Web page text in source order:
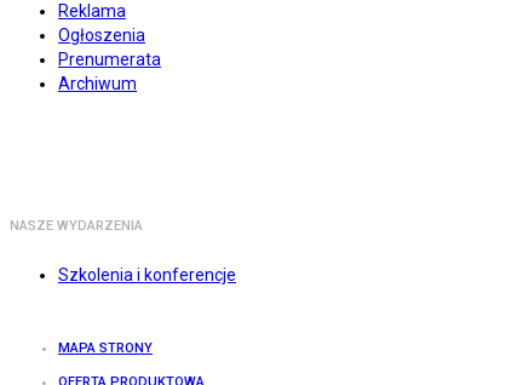
Reklama
Ogłoszenia
Prenumerata
Archiwum
NASZE WYDARZENIA
Szkolenia i konferencje
MAPA STRONY